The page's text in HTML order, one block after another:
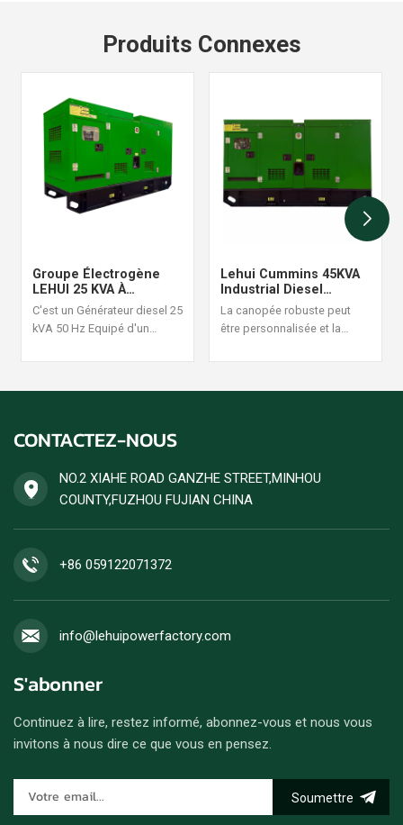
Produits Connexes
Groupe Électrogène
LEHUI 25 KVA À
Démarrage
Automatique Avec
Surveillance À Distance
C'est un Générateur diesel 25
kVA 50 Hz Equipé d'un
est adapté aux situations
rendement énergétique
groupes électrogènes diesel
sont acceptées.
Lehui Cummins 45KVA
Industrial Diesel
Generator Set 60Hz
La canopée robuste peut
être personnalisée et la
est raisonnable et fiable, une
CONTACTEZ-NOUS
NO.2 XIAHE ROAD GANZHE STREET,MINHOU
COUNTY,FUZHOU FUJIAN CHINA
+86 059122071372
info@lehuipowerfactory.com
S'abonner
Continuez à lire, restez informé, abonnez-vous et nous vous
invitons à nous dire ce que vous en pensez.
Soumettre